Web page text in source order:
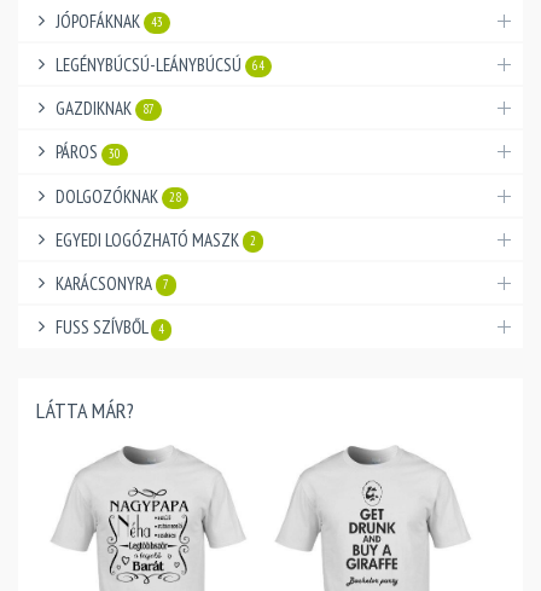
JÓPOFÁKNAK 43
LEGÉNYBÚCSÚ-LEÁNYBÚCSÚ 64
GAZDIKNAK 87
PÁROS 30
DOLGOZÓKNAK 28
EGYEDI LOGÓZHATÓ MASZK 2
KARÁCSONYRA 7
FUSS SZÍVBŐL 4
LÁTTA MÁR?